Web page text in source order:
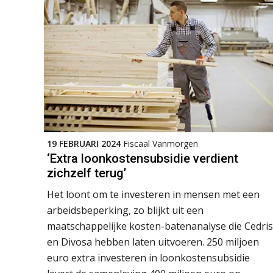
19 FEBRUARI 2024 Fiscaal Vanmorgen
‘Extra loonkostensubsidie verdient
zichzelf terug’
Het loont om te investeren in mensen met een
arbeidsbeperking, zo blijkt uit een
maatschappelijke kosten-batenanalyse die Cedris
en Divosa hebben laten uitvoeren. 250 miljoen
euro extra investeren in loonkostensubsidie